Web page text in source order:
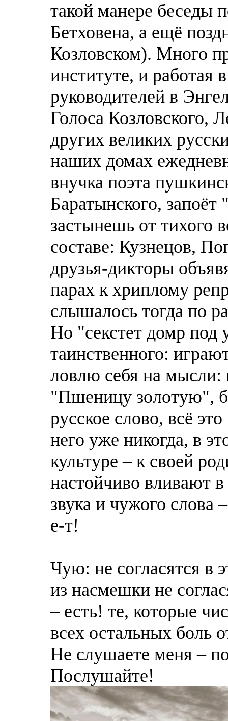
такой манере беседы
Бетховена, а ещё
Козловском). Много
институте, и
руководителей в
Голосa Козловского,
других великих
наших домах
внучка поэта
Баратынского,
застынешь от тихого
составе: Кузнецов,
друзья-дикторы
парах к хриплому
слышалось тогда по
Но "секстет домр под
таинственного:
ловлю себя на мысли:
"Пшеницу золотую",
русское слово, всё
него уже никогда, в
культуре – к своей
настойчиво вливают
звука и чужого слова
е-т!
Чую: не согласятся в
из насмешки не
– есть! те, которые
всех остальных боль
Не слушаете меня –
Послушайте!